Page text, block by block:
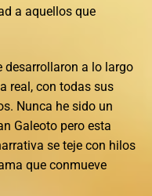
a aquellos que
desarrollaron a lo largo
real, con todas sus
Nunca he sido un
Galeoto pero esta
se teje con hilos
que conmueve